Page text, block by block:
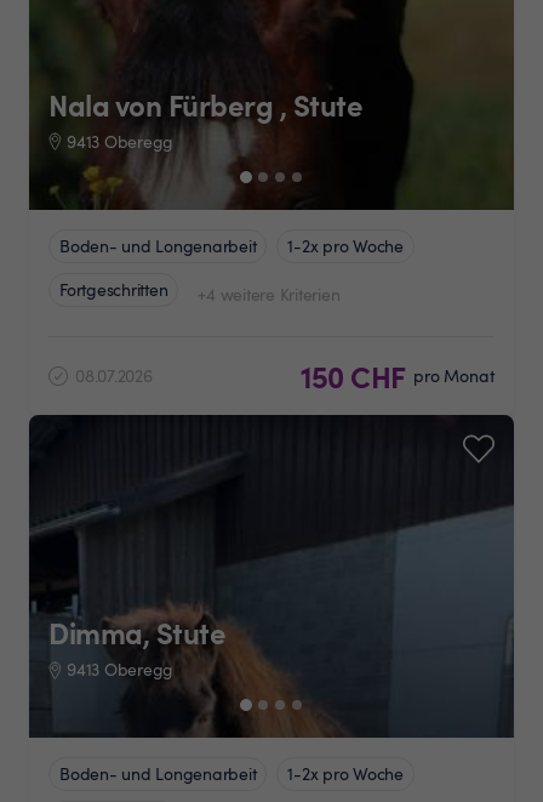
Nala von Fürberg , Stute
9413 Oberegg
Boden- und Longenarbeit
1-2x pro Woche
Fortgeschritten
+4 weitere Kriterien
08.07.2026 150 CHF pro Monat
Dimma, Stute
9413 Oberegg
Boden- und Longenarbeit
1-2x pro Woche